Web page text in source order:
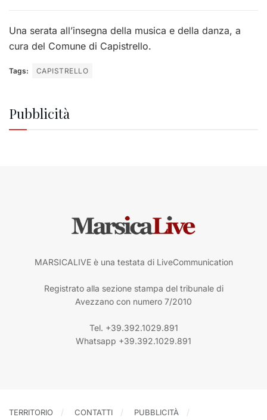
Una serata all’insegna della musica e della danza, a
cura del Comune di Capistrello.
Tags: CAPISTRELLO
Pubblicità
MARSICALIVE è una testata di LiveCommunication
Registrato alla sezione stampa del tribunale di
Avezzano con numero 7/2010
Tel. +39.392.1029.891
Whatsapp +39.392.1029.891
TERRITORIO CONTATTI PUBBLICITÀ